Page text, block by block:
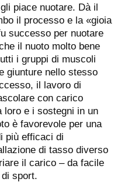
piace nuotare. Dà il
il processo e la «gioia
successo per nuotare
il nuoto molto bene
i gruppi di muscoli
giunture nello stesso
il lavoro di
con carico
loro e i sostegni in un
è favorevole per una
più efficaci di
di tasso diverso
il carico – da facile
sport.